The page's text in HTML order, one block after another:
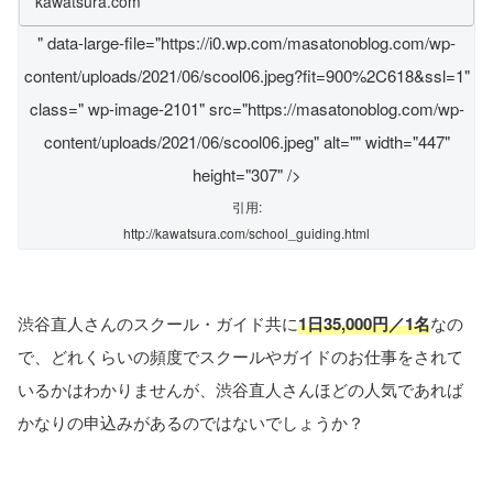
" data-large-file="https://i0.wp.com/masatonoblog.com/wp-
content/uploads/2021/06/scool06.jpeg?fit=900%2C618&ssl=1"
class=" wp-image-2101" src="https://masatonoblog.com/wp-
content/uploads/2021/06/scool06.jpeg" alt="" width="447"
height="307" />
引用:
http://kawatsura.com/school_guiding.html
渋谷直人さんのスクール・ガイド共に1日35,000円／1名なの
で、どれくらいの頻度でスクールやガイドのお仕事をされて
いるかはわかりませんが、渋谷直人さんほどの人気であれば
かなりの申込みがあるのではないでしょうか？